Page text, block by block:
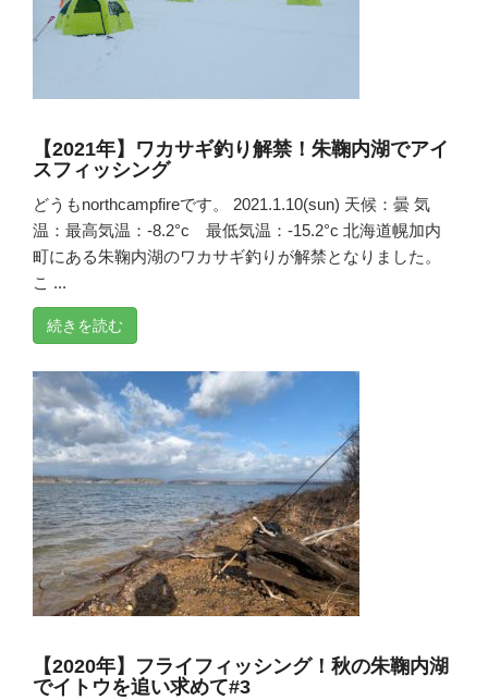
【2021年】ワカサギ釣り解禁！朱鞠内湖でアイ
スフィッシング
どうもnorthcampfireです。 2021.1.10(sun) 天候：曇 気
温：最高気温：-8.2°c 最低気温：-15.2°c 北海道幌加内
町にある朱鞠内湖のワカサギ釣りが解禁となりました。
こ ...
続きを読む
【2020年】フライフィッシング！秋の朱鞠内湖
でイトウを追い求めて#3